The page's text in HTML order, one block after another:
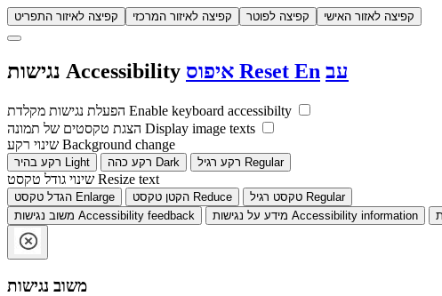
קפיצה לאיזור התפריט קפיצה לאיזור המרכזי קפיצה לפוטר קפיצה לאזור האישי
Accessibility Reset En עב
Enable keyboard accessibilty
Display image texts
Background change
Light Dark Regular
Resize text
Enlarge Reduce
Regular
Accessibility feedback Accessibility information
משוב נגישות